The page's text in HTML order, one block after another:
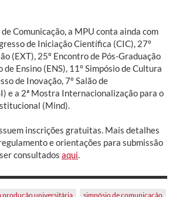
Comunicação, a MPU conta ainda com
de Iniciação Científica (CIC), 27º
(EXT), 25º Encontro de Pós-Graduação
de Ensino (ENS), 11º Simpósio de Cultura
de Inovação, 7º Salão de
e a 2ª Mostra Internacionalização para o
(Mind).
inscrições gratuitas. Mais detalhes
e orientações para submissão
consultados aqui.
produção universitária simpósio de comunicação